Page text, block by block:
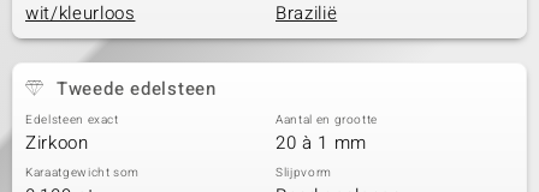
wit/kleurloos Brazilië
Tweede edelsteen
Edelsteen exact
Zirkoon
Aantal en grootte
20 à 1 mm
Karaatgewicht som Slijpvorm